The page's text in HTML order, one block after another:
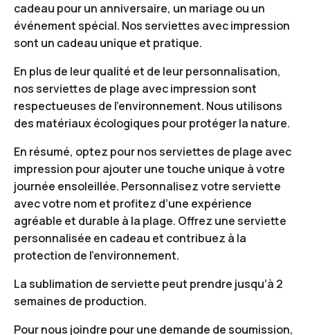
cadeau pour un anniversaire, un mariage ou un
événement spécial. Nos serviettes avec impression
sont un cadeau unique et pratique.
En plus de leur qualité et de leur personnalisation,
nos serviettes de plage avec impression sont
respectueuses de l’environnement. Nous utilisons
des matériaux écologiques pour protéger la nature.
En résumé, optez pour nos serviettes de plage avec
impression pour ajouter une touche unique à votre
journée ensoleillée. Personnalisez votre serviette
avec votre nom et profitez d’une expérience
agréable et durable à la plage. Offrez une serviette
personnalisée en cadeau et contribuez à la
protection de l’environnement.
La sublimation de serviette peut prendre jusqu’à 2
semaines de production.
Pour nous joindre pour une demande de soumission,